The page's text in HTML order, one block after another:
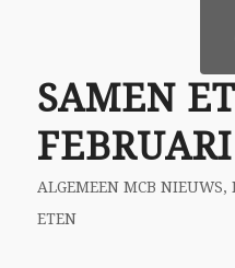
SAMEN
ALGEMEEN MCB NIEUWS,
ETEN